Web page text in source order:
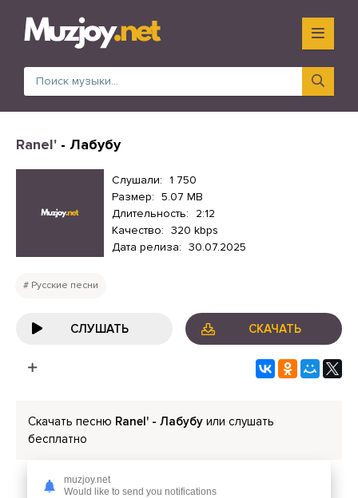
Ranel' - Лабубу
Слушали: 1 750
Размер: 5.07 MB
Длительность:
2:12
Качество: 320 kbps
Дата релиза: 30.07.2025
Русские песни
СЛУШАТЬ СКАЧАТЬ
Скачать песню Ranel' - Лабубу или слушать
бесплатно
muzjoy.net
Would like to send you notifications